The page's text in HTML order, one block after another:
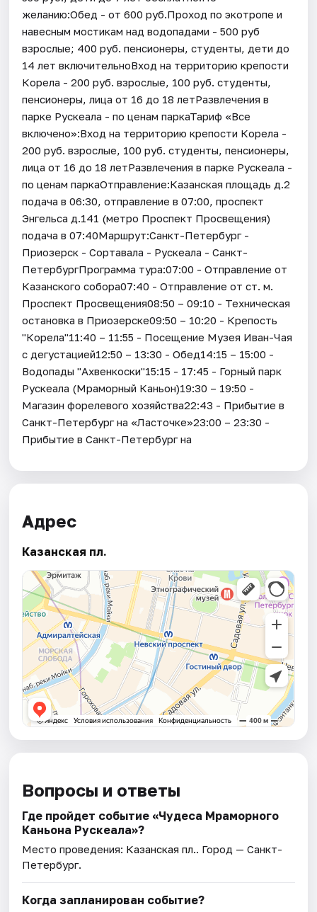
желанию:Обед - от 600 руб.Проход по экотропе и
навесным мостикам над водопадами - 500 руб
взрослые; 400 руб. пенсионеры, студенты, дети до
14 лет включительноВход на территорию крепости
Корела - 200 руб. взрослые, 100 руб. студенты,
пенсионеры, лица от 16 до 18 летРазвлечения в
парке Рускеала - по ценам паркаТариф «Все
включено»:Вход на территорию крепости Корела -
200 руб. взрослые, 100 руб. студенты, пенсионеры,
лица от 16 до 18 летРазвлечения в парке Рускеала -
по ценам паркаОтправление:Казанская площадь д.2
подача в 06:30, отправление в 07:00, проспект
Энгельса д.141 (метро Проспект Просвещения)
подача в 07:40Маршрут:Санкт-Петербург -
Приозерск - Сортавала - Рускеала - Санкт-
ПетербургПрограмма тура:07:00 - Отправление от
Казанского собора07:40 - Отправление от ст. м.
Проспект Просвещения08:50 – 09:10 - Техническая
остановка в Приозерске09:50 – 10:20 - Крепость
"Корела"11:40 – 11:55 - Посещение Музея Иван-Чая
с дегустацией12:50 – 13:30 - Обед14:15 – 15:00 -
Водопады "Ахвенкоски"15:15 - 17:45 - Горный парк
Рускеала (Мраморный Каньон)19:30 – 19:50 -
Магазин форелевого хозяйства22:43 - Прибытие в
Санкт-Петербург на «Ласточке»23:00 – 23:30 -
Прибытие в Санкт-Петербург на
Адрес
Казанская пл.
Вопросы и ответы
Где пройдет событие «Чудеса Мраморного
Каньона Рускеала»?
Место проведения: Казанская пл.. Город — Санкт-
Петербург.
Когда запланирован событие?